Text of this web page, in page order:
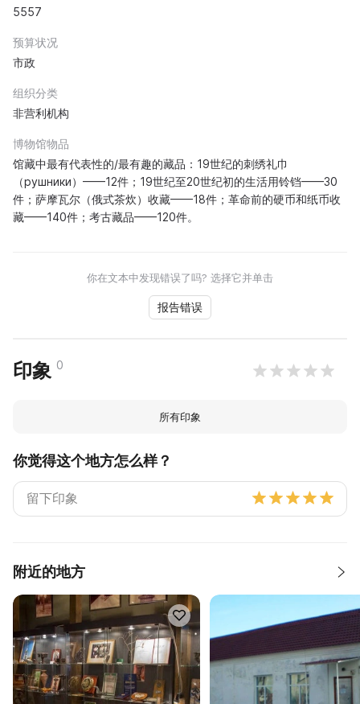
5557
预算状况
市政
组织分类
非营利机构
博物馆物品
馆藏中最有代表性的/最有趣的藏品：19世纪的刺绣礼巾
（рушники）——12件；19世纪至20世纪初的生活用铃铛——30
件；萨摩瓦尔（俄式茶炊）收藏——18件；革命前的硬币和纸币收
藏——140件；考古藏品——120件。
你在文本中发现错误了吗? 选择它并单击
报告错误
印象 0
所有印象
你觉得这个地方怎么样？
附近的地方